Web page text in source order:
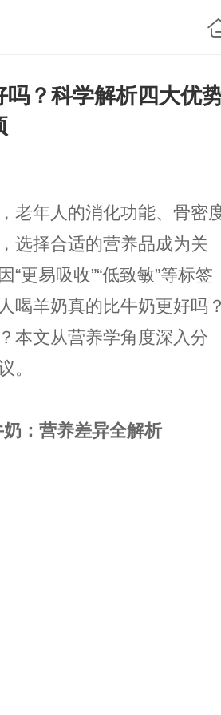
吗？科学解析四大优
年人的消化功能、骨密
选择合适的营养品成为关
“更易吸收”“低致敏”等标签
喝羊奶真的比牛奶更好吗？
本文从营养学角度深入分
。
：营养差异全解析